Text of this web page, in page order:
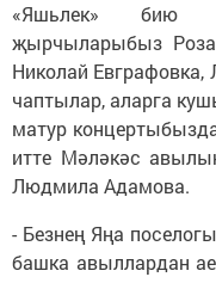
«Яшьлек» бию
җырчыларыбыз Роза
Николай Евграфовка,
чаптылар, аларга
матур
итте Мәләкәс
Людмила Адамова.
- Безнең Яңа
башка авыллардан